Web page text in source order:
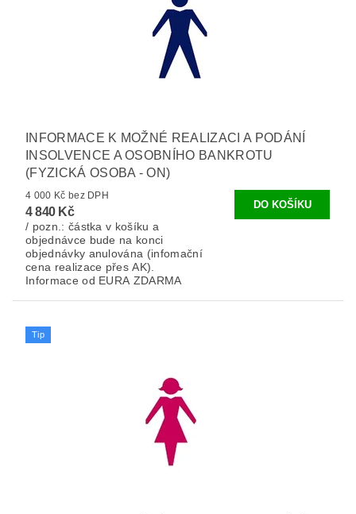
INFORMACE K MOŽNÉ REALIZACI A PODÁNÍ
INSOLVENCE A OSOBNÍHO BANKROTU
(FYZICKÁ OSOBA - ON)
4 000 Kč bez DPH
4 840 Kč
/ pozn.: částka v košíku a
objednávce bude na konci
objednávky anulována (infomační
cena realizace přes AK).
Informace od EURA ZDARMA
Tip